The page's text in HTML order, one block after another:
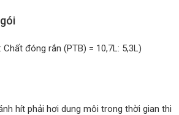
đóng rắn (PTB) = 10,7L: 5,3L)
hít phải hơi dung môi trong thời gian thi